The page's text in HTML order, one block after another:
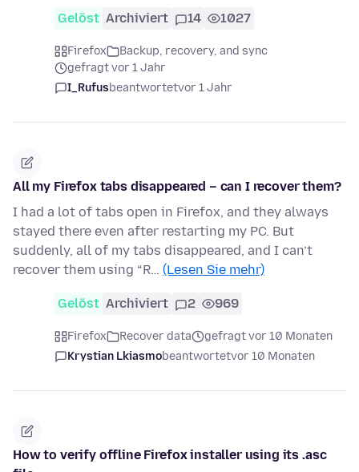
Gelöst Archiviert 14 1027
Firefox
Backup, recovery, and sync
gefragt vor 1 Jahr
I_Rufusbeantwortetvor 1 Jahr
All my Firefox tabs disappeared – can I recover them?
I had a lot of tabs open in Firefox, and they always
stayed there even after restarting my PC. But
suddenly, all of my tabs disappeared, and I can’t
recover them using “R… (Lesen Sie mehr)
Gelöst Archiviert 2 969
Firefox Recover data
gefragt vor 10 Monaten
Krystian Lkiasmobeantwortetvor 10 Monaten
How to verify offline Firefox installer using its .asc